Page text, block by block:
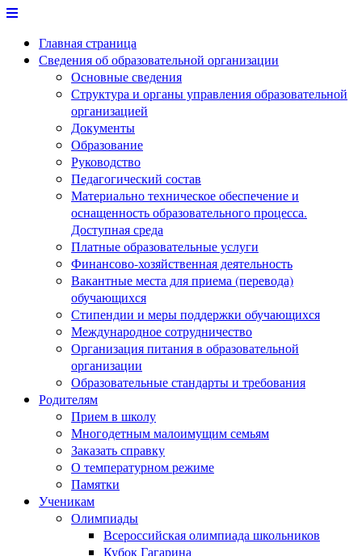
Перейти
содержимому
Главная страница
Сведения об образовательной организации
Основные сведения
Структура и органы управления образовательной
организацией
Документы
Образование
Руководство
Педагогический состав
Материально техническое обеспечение и
оснащенность образовательного процесса.
Доступная среда
Платные образовательные услуги
Финансово-хозяйственная деятельность
Вакантные места для приема (перевода)
обучающихся
Стипендии и меры поддержки обучающихся
Международное сотрудничество
Организация питания в образовательной
организации
Образовательные стандарты и требования
Родителям
Прием в школу
Многодетным малоимущим семьям
Заказать справку
О температурном режиме
Памятки
Ученикам
Олимпиады
Всероссийская олимпиада школьников
Кубок Гагарина